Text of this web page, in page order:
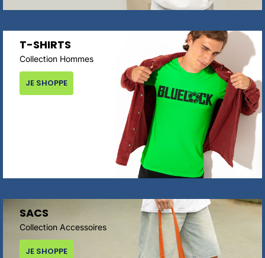
T-SHIRTS
Collection Hommes
JE SHOPPE
SACS
Collection Accessoires
JE SHOPPE